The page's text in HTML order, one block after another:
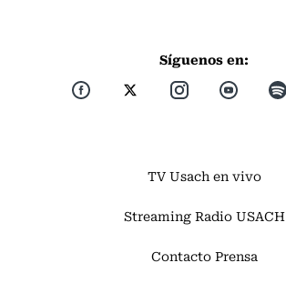
Síguenos en:
TV Usach en vivo
Streaming Radio USACH
Contacto Prensa